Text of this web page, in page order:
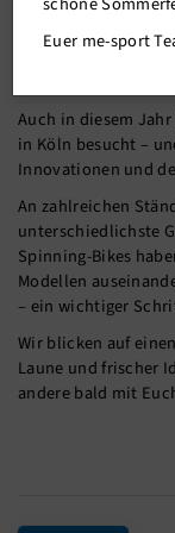
Auch in diesem
in Köln besucht –
Innovationen und
An zahlreichen
unterschiedlichste
Spinning-Bikes
Modellen
– ein wichtiger
Wir blicken auf
Laune und frischer
andere bald mit
Euer me-sport